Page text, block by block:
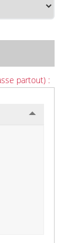
partout) :